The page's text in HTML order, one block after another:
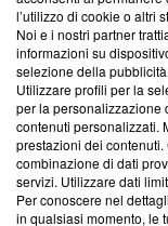
Corporate
Redazione
Informativa
Cookie Policy
Blasting SA, IDI
Lugano (Svizzera)
l’utilizzo di cookie o altri
Noi e i nostri partner
informazioni su
selezione della
Utilizzare profili per la
per la personalizzazione
contenuti personalizzati.
prestazioni dei
combinazione di dati
servizi. Utilizzare dati
Per conoscere nel
in qualsiasi momento, le